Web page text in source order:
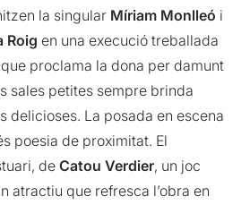
la singular Míriam Monlleó i
Roig en una execució treballada
proclama la dona per damunt
sales petites sempre brinda
delicioses. La posada en escena
poesia de proximitat. El
deCatou Verdier, un joc
atractiu que refresca l’obra en